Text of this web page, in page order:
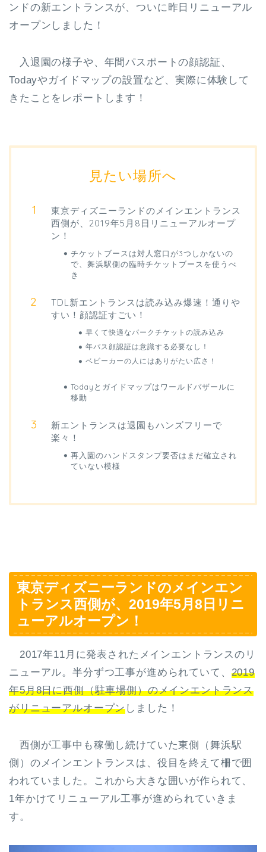
ンドの新エントランスが、ついに昨日リニューアル
オープンしました！
入退園の様子や、年間パスポートの顔認証、
Todayやガイドマップの設置など、実際に体験して
きたことをレポートします！
見たい場所へ
東京ディズニーランドのメインエントランス
西側が、2019年5月8日リニューアルオープ
ン！
チケットブースは対人窓口が3つしかないの
で、舞浜駅側の臨時チケットブースを使うべ
き
TDL新エントランスは読み込み爆速！通りや
すい！顔認証すごい！
早くて快適なパークチケットの読み込み
年パス顔認証は意識する必要なし！
ベビーカーの人にはありがたい広さ！
Todayとガイドマップはワールドバザールに
移動
新エントランスは退園もハンズフリーで
楽々！
再入園のハンドスタンプ要否はまだ確立され
ていない模様
東京ディズニーランドのメインエン
トランス西側が、2019年5月8日リニ
ューアルオープン！
2017年11月に発表されたメインエントランスのリ
ニューアル。半分ずつ工事が進められていて、 2019
年5月8日に西側（駐車場側）のメインエントランス
がリニューアルオープンしました！
西側が工事中も稼働し続けていた東側（舞浜駅
側）のメインエントランスは、役目を終えて柵で囲
われていました。これから大きな囲いが作られて、
1年かけてリニューアル工事が進められていきま
す。